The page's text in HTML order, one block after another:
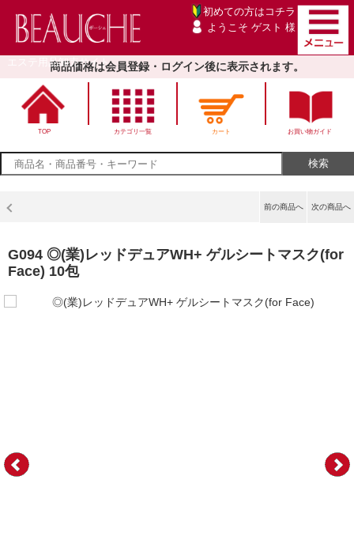
エステ用品卸売サイト
初めての方は コチラ
ようこそ ゲスト 様
商品価格は会員登録・ログイン後に表示されます。
TOP カテゴリ一覧 カート お買い物ガイド
次の商品へ
前の商品へ
G094 ◎(業)レッドデュアWH+ ゲルシートマスク(for
Face) 10包